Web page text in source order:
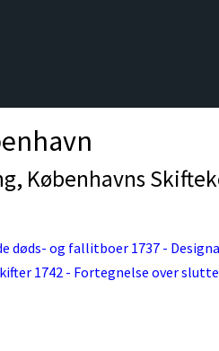
Københavns
døds- og fallitboer 1737 -
1742 - Fortegnelse over